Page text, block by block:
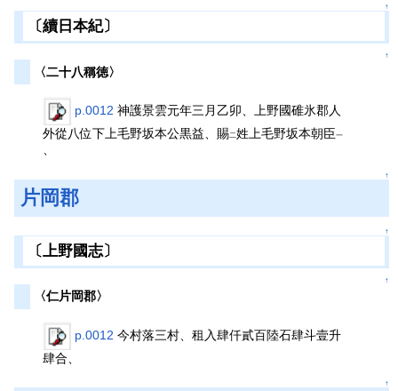
↑
〔續日本紀〕
↑
〈二十八稱徳〉
p.0012 神護景雲元年三月乙卯、上野國碓氷郡人
外從八位下上毛野坂本公黒益、賜二姓上毛野坂本朝臣一
、
↑
片岡郡
↑
〔上野國志〕
↑
〈仁片岡郡〉
p.0012 今村落三村、租入肆仟貳百陸石肆斗壹升
肆合、
↑